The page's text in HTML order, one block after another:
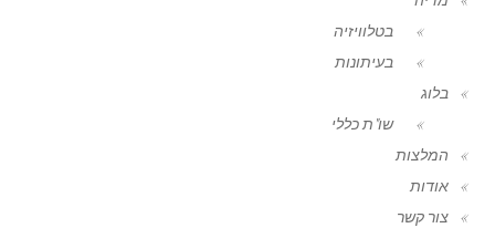
בטלוויזיה
בעיתונות
בלוג
שו"ת כללי
המלצות
אודות
צור קשר